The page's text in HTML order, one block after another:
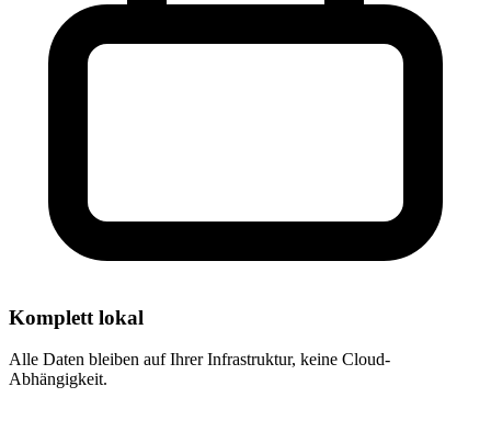
Komplett lokal
Alle Daten bleiben auf Ihrer Infrastruktur, keine Cloud-
Abhängigkeit.